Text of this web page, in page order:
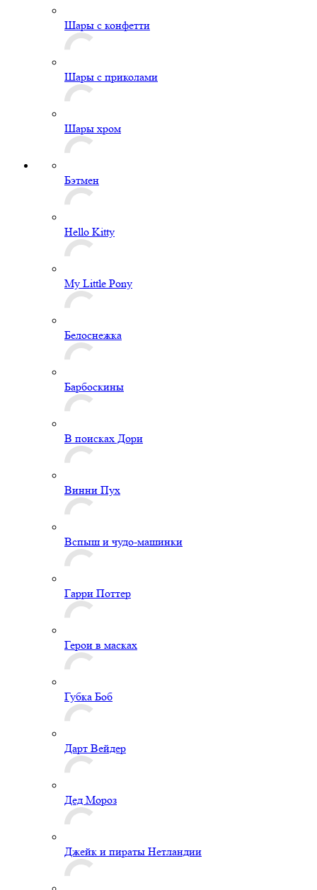
Шары с конфетти
Шары с приколами
Шары хром
Бэтмен
Hello Kitty
My Little Pony
Белоснежка
Барбоскины
В поисках Дори
Винни Пух
Вспыш и чудо-машинки
Гарри Поттер
Герои в масках
Губка Боб
Дарт Вейдер
Дед Мороз
Джейк и пираты Нетландии